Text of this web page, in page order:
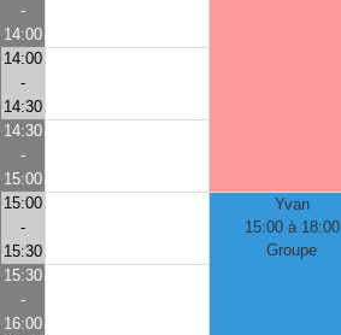
-
14:00
14:00
-
14:30
14:30
-
15:00
15:00
-
15:30
Yvan
15:00 à 18:00
Groupe
15:30
-
16:00